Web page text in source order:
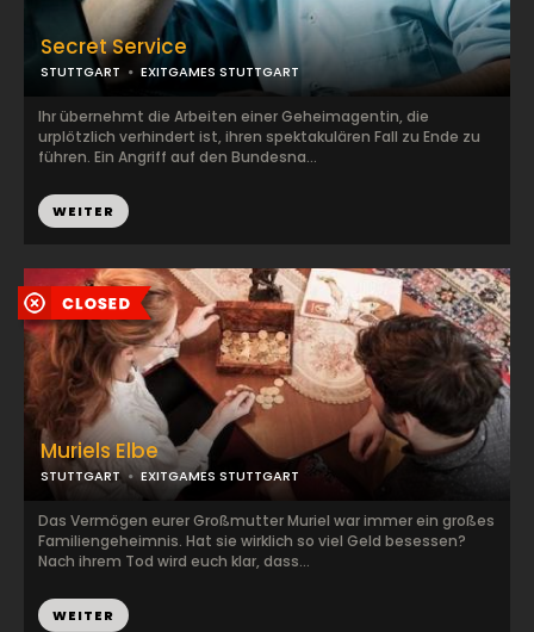
Secret Service
STUTTGART EXITGAMES STUTTGART
Ihr übernehmt die Arbeiten einer Geheimagentin, die
urplötzlich verhindert ist, ihren spektakulären Fall zu Ende zu
führen. Ein Angriff auf den Bundesna...
WEITER
Muriels Elbe
STUTTGART EXITGAMES STUTTGART
Das Vermögen eurer Großmutter Muriel war immer ein großes
Familiengeheimnis. Hat sie wirklich so viel Geld besessen?
Nach ihrem Tod wird euch klar, dass...
WEITER